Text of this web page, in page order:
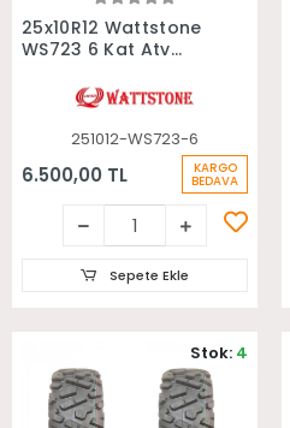
Sepete Ekle
25x10R12 Wattstone
WS723 6 Kat Atv
251012-WS723-6
6.500,00 TL KARGO
BEDAVA
Sepete Ekle
Stok: 4